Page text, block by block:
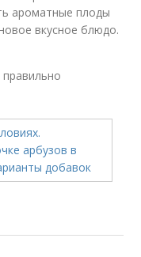
ароматные плоды
вкусное блюдо.